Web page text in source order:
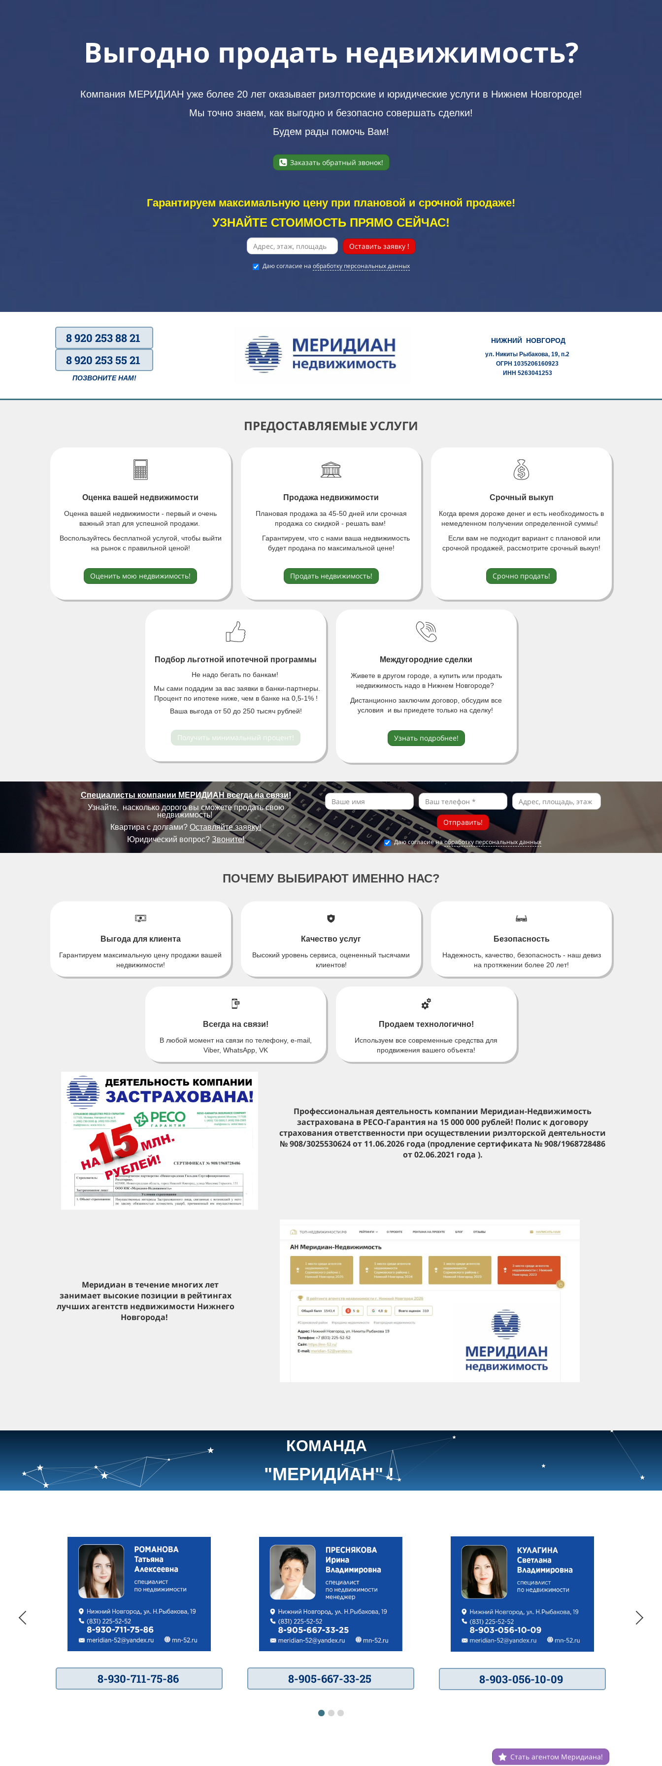
Выгодно продать недвижимость?
Компания МЕРИДИАН уже более 20 лет оказывает риэлторские и юридические услуги в Нижнем Новгороде!
Мы точно знаем, как выгодно и безопасно совершать сделки!
Будем рады помочь Вам!
Заказать обратный звонок!
Гарантируем максимальную цену при плановой и срочной продаже!
УЗНАЙТЕ СТОИМОСТЬ ПРЯМО СЕЙЧАС!
Оставить заявку !
Даю согласие на обработку персональных данных
8 920 253 88 21
8 920 253 55 21
ПОЗВОНИТЕ НАМ!
НИЖНИЙ НОВГОРОД
ул. Никиты Рыбакова, 19, п.2
ОГРН 1035206160923
ИНН 5263041253
ПРЕДОСТАВЛЯЕМЫЕ УСЛУГИ
Оценка вашей недвижимости
Оценка вашей недвижимости - первый и очень
важный этап для успешной продажи.
Воспользуйтесь бесплатной услугой, чтобы выйти
на рынок с правильной ценой!
Оценить мою недвижимость!
Продажа недвижимости
Плановая продажа за 45-50 дней или срочная
продажа со скидкой - решать вам!
Гарантируем, что с нами ваша недвижимость
будет продана по максимальной цене!
Продать недвижимость!
Срочный выкуп
Когда время дороже денег и есть необходимость в
немедленном получении определенной суммы!
Если вам не подходит вариант с плановой или
срочной продажей, рассмотрите срочный выкуп!
Срочно продать!
Подбор льготной ипотечной программы
Не надо бегать по банкам!
Мы сами подадим за вас заявки в банки-партнеры.
Процент по ипотеке ниже, чем в банке на 0,5-1% !
Ваша выгода от 50 до 250 тысяч рублей!
Получить минимальный процент!
Междугородние сделки
Живете в другом городе, а купить или продать
недвижимость надо в Нижнем Новгороде?
Дистанционно заключим договор, обсудим все
условия и вы приедете только на сделку!
Узнать подробнее!
Cпециалисты компании МЕРИДИАН всегда на связи!
Узнайте, насколько дорого вы сможете продать свою
недвижимость!
Квартира с долгами? Оставляйте заявку!
Юридический вопрос? Звоните!
Отправить!
Даю согласие наобработку персональных данных
ПОЧЕМУ ВЫБИРАЮТ ИМЕННО НАС?
Выгода для клиента
Гарантируем максимальную цену продажи вашей
недвижимости!
Качество услуг
Высокий уровень сервиса, оцененный тысячами
клиентов!
Безопасность
Надежность, качество, безопасность - наш девиз
на протяжении более 20 лет!
Всегда на связи!
В любой момент на связи по телефону, e-mail,
Viber, WhatsApp, VK
Продаем технологично!
Используем все современные средства для
продвижения вашего объекта!
Профессиональная деятельность компании Меридиан-Недвижимость
застрахована в РЕСО-Гарантия на 15 000 000 рублей! Полис к договору
страхования ответственности при осуществлении риэлторской деятельности
№ 908/3025530624 от 11.06.2026 года (продление сертификата № 908/1968728486
от 02.06.2021 года ).
Меридиан в течение многих лет
занимает высокие позиции в рейтингах
лучших агентств недвижимости Нижнего
Новгорода!
КОМАНДА
"МЕРИДИАН" !
8-930-711-75-86 8-905-667-33-25 8-903-056-10-09
Стать агентом Меридиана!